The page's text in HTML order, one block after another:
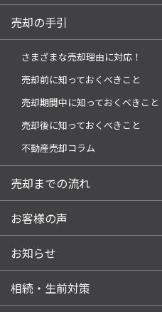
売却の手引
さまざまな売却理由に対応！
売却前に知っておくべきこと
売却期間中に知っておくべきこと
売却後に知っておくべきこと
不動産売却コラム
売却までの流れ
お客様の声
お知らせ
相続・生前対策